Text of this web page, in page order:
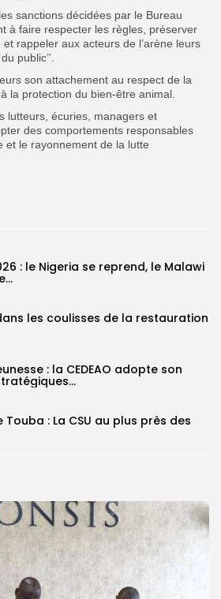
sanctions décidées par le Bureau
à faire respecter les règles, préserver
et rappeler aux acteurs de l’arène leurs
public’’.
son attachement au respect de la
la protection du bien-être animal.
lutteurs, écuries, managers et
des comportements responsables
et le rayonnement de la lutte
: le Nigeria se reprend, le Malawi
les coulisses de la restauration
: la CEDEAO adopte son
: La CSU au plus près des